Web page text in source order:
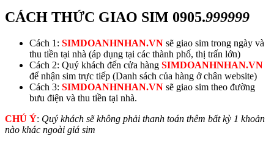
CÁCH THỨC GIAO SIM 0905.999999
Cách 1: SIMDOANHNHAN.VN sẽ giao sim trong ngày và
thu tiền tại nhà (áp dụng tại các thành phố, thị trấn lớn)
Cách 2: Quý khách đến cửa hàng SIMDOANHNHAN.VN
để nhận sim trực tiếp (Danh sách của hàng ở chân website)
Cách 3: SIMDOANHNHAN.VN sẽ giao sim theo đường
bưu điện và thu tiền tại nhà.
CHÚ Ý: Quý khách sẽ không phải thanh toán thêm bất kỳ 1 khoản
nào khác ngoài giá sim